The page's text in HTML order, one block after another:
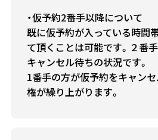
・仮予約2番手以降について
既に仮予約が入っている時間
て頂くことは可能です。２番手
キャンセル待ちの状況です。
1番手の方が仮予約をキャン
権が繰り上がります。